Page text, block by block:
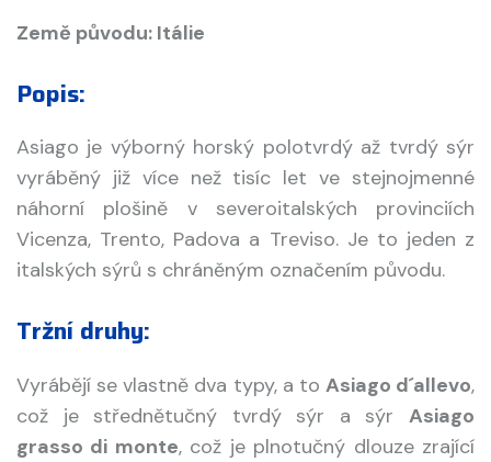
Země původu: Itálie
Popis:
Asiago je výborný horský polotvrdý až tvrdý sýr
vyráběný již více než tisíc let ve stejnojmenné
náhorní plošině v severoitalských provinciích
Vicenza, Trento, Padova a Treviso. Je to jeden z
italských sýrů s chráněným označením původu.
Tržní druhy:
Vyrábějí se vlastně dva typy, a to Asiago d´allevo,
což je střednětučný tvrdý sýr a sýr Asiago
grasso di monte, což je plnotučný dlouze zrající